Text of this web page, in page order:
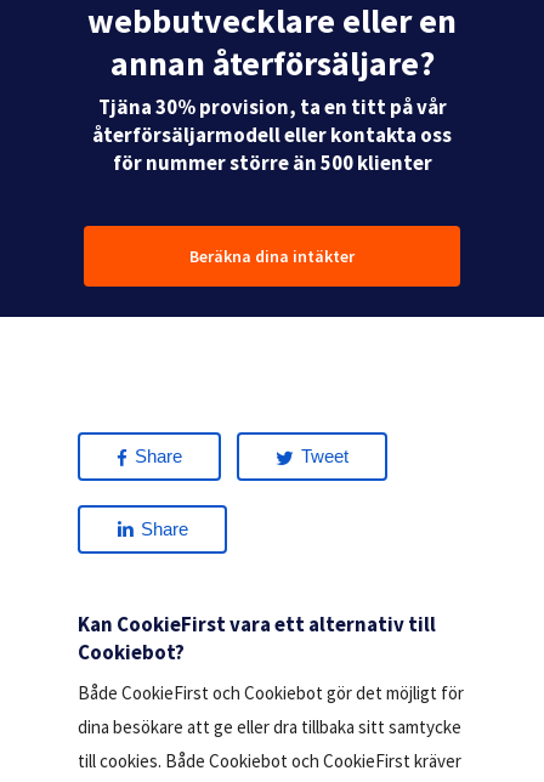
webbutvecklare eller en
annan återförsäljare?
Tjäna 30% provision, ta en titt på vår
återförsäljarmodell eller kontakta oss
för nummer större än 500 klienter
Beräkna dina intäkter
Share Tweet
Share
Kan CookieFirst vara ett alternativ till
Cookiebot?
Både CookieFirst och Cookiebot gör det möjligt för
dina besökare att ge eller dra tillbaka sitt samtycke
till cookies. Både Cookiebot och CookieFirst kräver